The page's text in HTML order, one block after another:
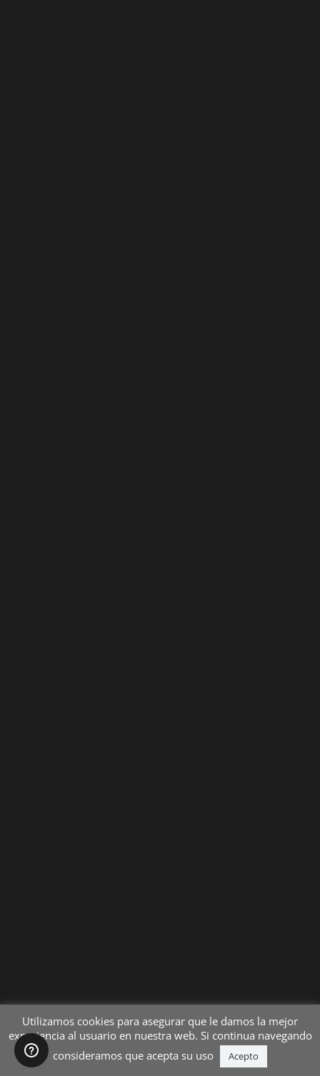
Utilizamos cookies para asegurar que le damos la mejor
experiencia al usuario en nuestra web. Si continua navegando
consideramos que acepta su uso
Acepto